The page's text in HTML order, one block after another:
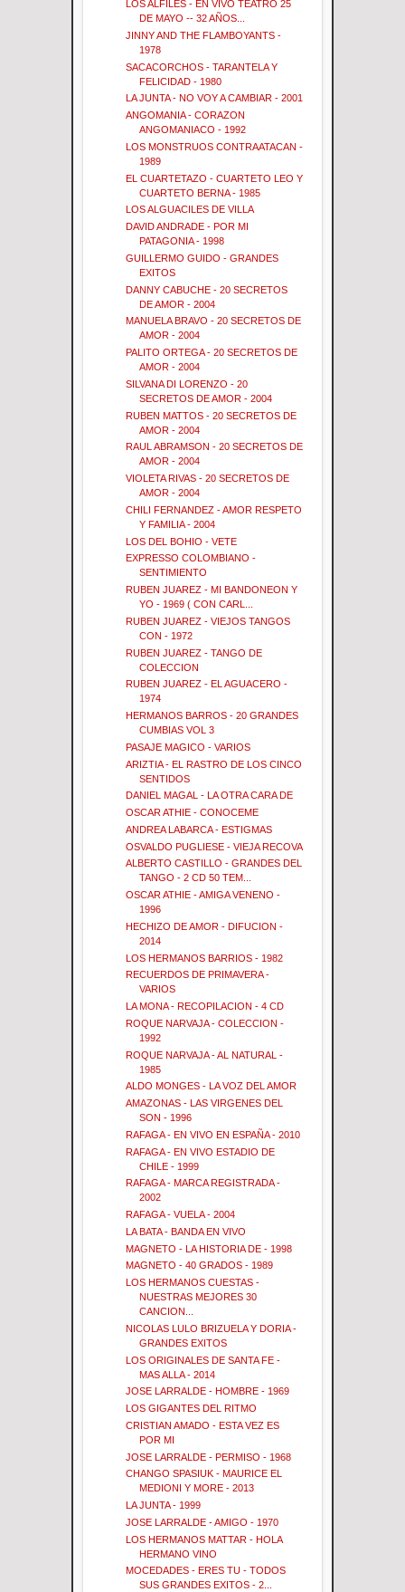
LOS ALFILES - EN VIVO TEATRO 25
DE MAYO -- 32 AÑOS...
JINNY AND THE FLAMBOYANTS -
1978
SACACORCHOS - TARANTELA Y
FELICIDAD - 1980
LA JUNTA - NO VOY A CAMBIAR - 2001
ANGOMANIA - CORAZON
ANGOMANIACO - 1992
LOS MONSTRUOS CONTRAATACAN -
1989
EL CUARTETAZO - CUARTETO LEO Y
CUARTETO BERNA - 1985
LOS ALGUACILES DE VILLA
DAVID ANDRADE - POR MI
PATAGONIA - 1998
GUILLERMO GUIDO - GRANDES
EXITOS
DANNY CABUCHE - 20 SECRETOS
DE AMOR - 2004
MANUELA BRAVO - 20 SECRETOS DE
AMOR - 2004
PALITO ORTEGA - 20 SECRETOS DE
AMOR - 2004
SILVANA DI LORENZO - 20
SECRETOS DE AMOR - 2004
RUBEN MATTOS - 20 SECRETOS DE
AMOR - 2004
RAUL ABRAMSON - 20 SECRETOS DE
AMOR - 2004
VIOLETA RIVAS - 20 SECRETOS DE
AMOR - 2004
CHILI FERNANDEZ - AMOR RESPETO
Y FAMILIA - 2004
LOS DEL BOHIO - VETE
EXPRESSO COLOMBIANO -
SENTIMIENTO
RUBEN JUAREZ - MI BANDONEON Y
YO - 1969 ( CON CARL...
RUBEN JUAREZ - VIEJOS TANGOS
CON - 1972
RUBEN JUAREZ - TANGO DE
COLECCION
RUBEN JUAREZ - EL AGUACERO -
1974
HERMANOS BARROS - 20 GRANDES
CUMBIAS VOL 3
PASAJE MAGICO - VARIOS
ARIZTIA - EL RASTRO DE LOS CINCO
SENTIDOS
DANIEL MAGAL - LA OTRA CARA DE
OSCAR ATHIE - CONOCEME
ANDREA LABARCA - ESTIGMAS
OSVALDO PUGLIESE - VIEJA RECOVA
ALBERTO CASTILLO - GRANDES DEL
TANGO - 2 CD 50 TEM...
OSCAR ATHIE - AMIGA VENENO -
1996
HECHIZO DE AMOR - DIFUCION -
2014
LOS HERMANOS BARRIOS - 1982
RECUERDOS DE PRIMAVERA -
VARIOS
LA MONA - RECOPILACION - 4 CD
ROQUE NARVAJA - COLECCION -
1992
ROQUE NARVAJA - AL NATURAL -
1985
ALDO MONGES - LA VOZ DEL AMOR
AMAZONAS - LAS VIRGENES DEL
SON - 1996
RAFAGA - EN VIVO EN ESPAÑA - 2010
RAFAGA - EN VIVO ESTADIO DE
CHILE - 1999
RAFAGA - MARCA REGISTRADA -
2002
RAFAGA - VUELA - 2004
LA BATA - BANDA EN VIVO
MAGNETO - LA HISTORIA DE - 1998
MAGNETO - 40 GRADOS - 1989
LOS HERMANOS CUESTAS -
NUESTRAS MEJORES 30
CANCION...
NICOLAS LULO BRIZUELA Y DORIA -
GRANDES EXITOS
LOS ORIGINALES DE SANTA FE -
MAS ALLA - 2014
JOSE LARRALDE - HOMBRE - 1969
LOS GIGANTES DEL RITMO
CRISTIAN AMADO - ESTA VEZ ES
POR MI
JOSE LARRALDE - PERMISO - 1968
CHANGO SPASIUK - MAURICE EL
MEDIONI Y MORE - 2013
LA JUNTA - 1999
JOSE LARRALDE - AMIGO - 1970
LOS HERMANOS MATTAR - HOLA
HERMANO VINO
MOCEDADES - ERES TU - TODOS
SUS GRANDES EXITOS - 2...